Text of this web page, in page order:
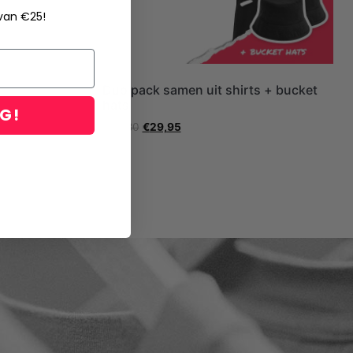
Duo pack samen uit shirts + bucket
79,80 €29,95
€25!